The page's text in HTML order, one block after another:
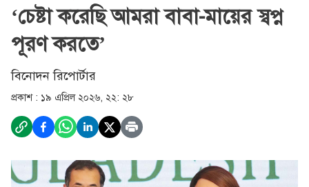
‘চেষ্টা করেছি আমরা বাবা-মায়ের স্বপ্ন
পূরণ করতে’
বিনোদন রিপোর্টার
প্রকাশ : ১৯ এপ্রিল ২০২৬, ২২: ২৮